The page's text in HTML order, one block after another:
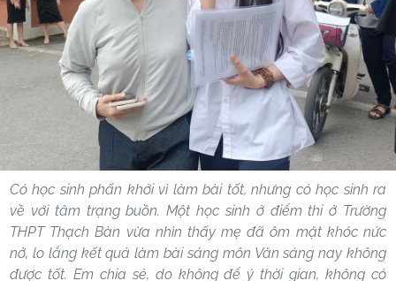
Có học sinh phấn khởi vì làm bài tốt, nhưng có học sinh ra
về với tâm trạng buồn. Một học sinh ở điểm thi ở Trường
THPT Thạch Bàn vừa nhìn thấy mẹ đã ôm mặt khóc nức
nở, lo lắng kết quả làm bài sáng môn Văn sáng nay không
được tốt. Em chia sẻ, do không để ý thời gian, không có